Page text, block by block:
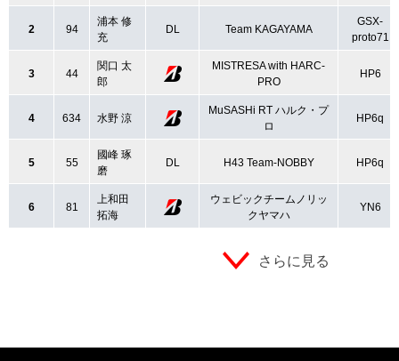
2 94
浦本 修
充
DL Team KAGAYAMA
GSX-
proto71
3 44
関口 太
郎
MISTRESA with HARC-
PRO
HP6
4 634 水野 涼
MuSASHi RT ハルク・プ
ロ
HP6q
5 55
國峰 琢
磨
DL H43 Team-NOBBY HP6q
6 81
上和田
拓海
ウェビックチームノリッ
クヤマハ
YN6
さらに見る